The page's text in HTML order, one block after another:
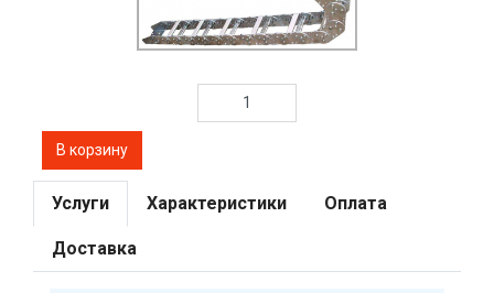
Услуги Характеристики Оплата
Доставка